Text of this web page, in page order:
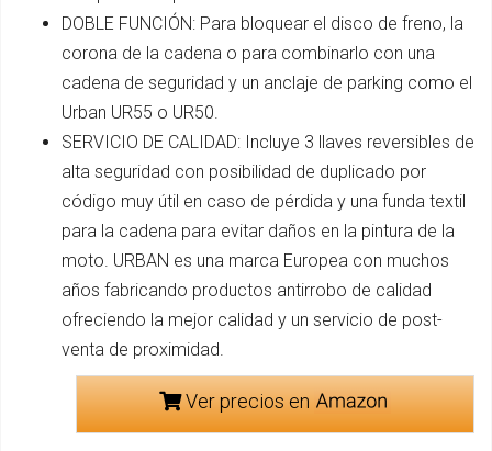
DOBLE FUNCIÓN: Para bloquear el disco de freno, la
corona de la cadena o para combinarlo con una
cadena de seguridad y un anclaje de parking como el
Urban UR55 o UR50.
SERVICIO DE CALIDAD: Incluye 3 llaves reversibles de
alta seguridad con posibilidad de duplicado por
código muy útil en caso de pérdida y una funda textil
para la cadena para evitar daños en la pintura de la
moto. URBAN es una marca Europea con muchos
años fabricando productos antirrobo de calidad
ofreciendo la mejor calidad y un servicio de post-
venta de proximidad.
Ver precios en